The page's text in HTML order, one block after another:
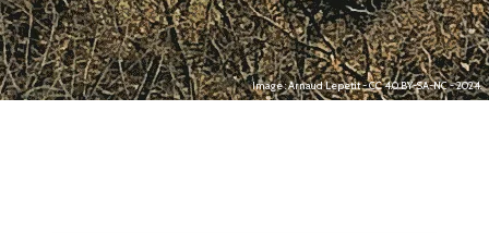
Image : Arnaud Lepetit - CC 4.0 BY-SA-NC - 2024.